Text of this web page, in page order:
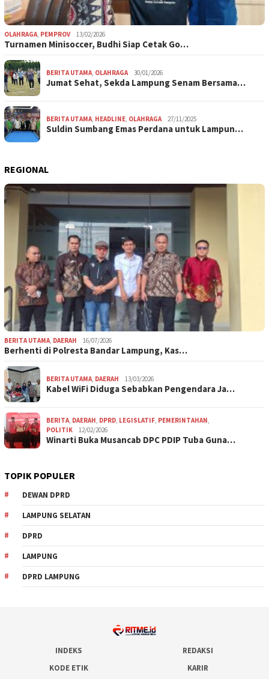
OLAHRAGA, PEMPROV 13/02/2026
Turnamen Minisoccer, Budhi Siap Cetak Go…
BERITA UTAMA, OLAHRAGA 30/01/2026
Jumat Sehat, Sekda Lampung Senam Bersama…
BERITA UTAMA, HEADLINE, OLAHRAGA 27/11/2025
Suldin Sumbang Emas Perdana untuk Lampun…
REGIONAL
BERITA UTAMA, DAERAH 16/07/2026
Berhenti di Polresta Bandar Lampung, Kas…
BERITA UTAMA, DAERAH 13/03/2026
Kabel WiFi Diduga Sebabkan Pengendara Ja…
BERITA, DAERAH, DPRD, LEGISLATIF, PEMERINTAHAN,
POLITIK
12/02/2026
Winarti Buka Musancab DPC PDIP Tuba Guna…
TOPIK POPULER
DEWAN DPRD
LAMPUNG SELATAN
DPRD
LAMPUNG
DPRD LAMPUNG
INDEKS
REDAKSI
KODE ETIK
KARIR